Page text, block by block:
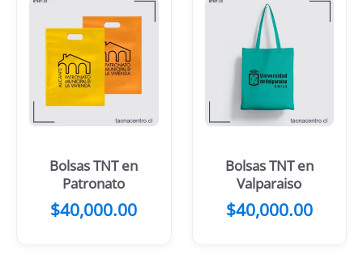
Bolsas TNT en
Patronato
$40,000.00
Bolsas TNT en
Valparaiso
$40,000.00